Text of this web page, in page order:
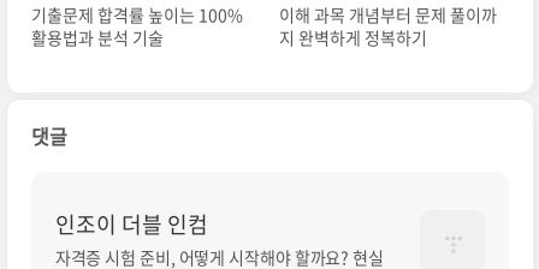
기출문제 합격률 높이는 100%
활용법과 분석 기술
이해 과목 개념부터 문제 풀이까
지 완벽하게 정복하기
댓글
인조이 더블 인컴
자격증 시험 준비, 어떻게 시작해야 할까요? 현실